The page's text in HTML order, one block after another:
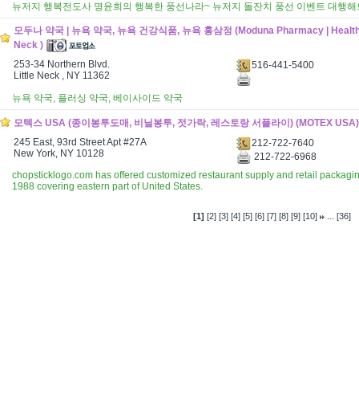
뉴저지 행복전도사 명윤희의 행복한 풍선나라~ 뉴저지 돌잔치 풍선 이벤트 대행
모두나 약국 | 뉴욕 약국, 뉴욕 건강식품, 뉴욕 홍삼정 (Moduna Pharmacy |
Neck )
253-34 Northern Blvd.
Little Neck , NY 11362
516-441-5400
뉴욕 약국, 플러싱 약국, 베이사이드 약국
모텍스 USA (종이봉투도매, 비닐봉투, 젓가락, 레스토랑 서플라이) (MOTEX USA)
245 East, 93rd Street Apt #27A
New York, NY 10128
212-722-7640
212-722-6968
chopsticklogo.com has offered customized restaurant supply and retail
1988 covering eastern part of United States.
[1] [2] [3] [4] [5] [6] [7] [8] [9] [10] ... [36]